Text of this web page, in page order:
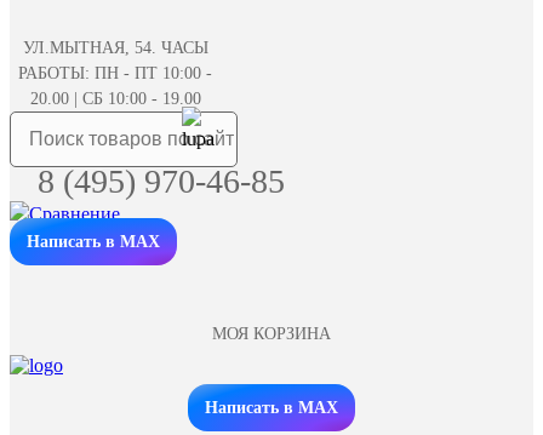
УЛ.МЫТНАЯ, 54. ЧАСЫ
РАБОТЫ: ПН - ПТ 10:00 -
20.00 | СБ 10:00 - 19.00
8 (495) 970-46-85
Написать в MAX
МОЯ КОРЗИНА
Заказать звонок
Написать в MAX